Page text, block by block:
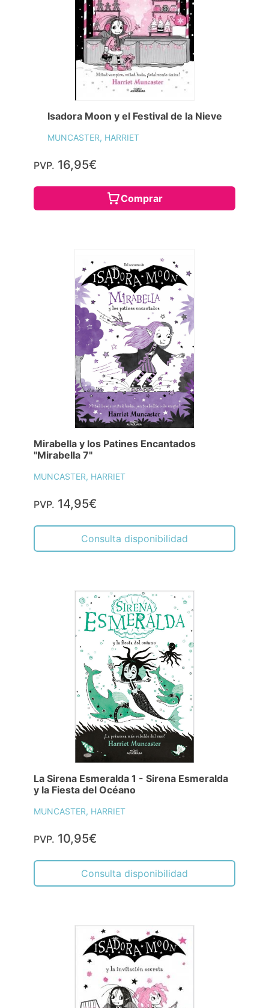
Isadora Moon y el Festival de la Nieve
MUNCASTER, HARRIET
PVP. 16,95€
Comprar
Mirabella y los Patines Encantados
"Mirabella 7"
MUNCASTER, HARRIET
PVP. 14,95€
Consulta disponibilidad
La Sirena Esmeralda 1 - Sirena Esmeralda
y la Fiesta del Océano
MUNCASTER, HARRIET
PVP. 10,95€
Consulta disponibilidad